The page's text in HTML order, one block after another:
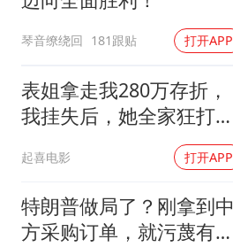
琴音缭绕回 181跟贴 打开APP
表姐拿走我280万存折，
我挂失后，她全家狂打
起喜电影 打开APP
特朗普做局了？刚拿到中
方采购订单，就污蔑有人